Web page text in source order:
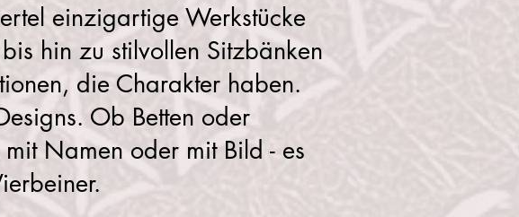
einzigartige Werkstücke
hin zu stilvollen Sitzbänken
die Charakter haben.
Ob Betten oder
Namen oder mit Bild - es